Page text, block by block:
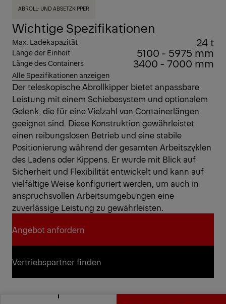
ABROLL- UND ABSETZKIPPER
Wichtige Spezifikationen
Max. Ladekapazität 24 t
Länge der Einheit 5100 - 5975 mm
Länge des Containers 3400 - 7000 mm
Alle Spezifikationen anzeigen
Der teleskopische Abrollkipper bietet anpassbare
Leistung mit einem Schiebesystem und optionalem
Gelenk, die für eine Vielzahl von Containerlängen
geeignet sind. Diese Konstruktion gewährleistet
einen reibungslosen Betrieb und eine stabile
Positionierung während der gesamten Arbeitszyklen
des Ladens oder Kippens. Er wurde mit Blick auf
Sicherheit und Flexibilität entwickelt und kann auf
vielfältige Weise konfiguriert werden, um auch in
anspruchsvollen Arbeitsumgebungen eine
zuverlässige Leistung zu gewährleisten.
Angebot anfordern
Angebot anfordern
Vertriebspartner finden
Vertriebspartner finden